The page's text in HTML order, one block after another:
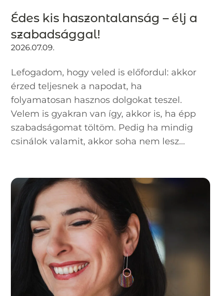
Édes kis haszontalanság – élj a
szabadsággal!
2026.07.09.
Lefogadom, hogy veled is előfordul: akkor
érzed teljesnek a napodat, ha
folyamatosan hasznos dolgokat teszel.
Velem is gyakran van így, akkor is, ha épp
szabadságomat töltöm. Pedig ha mindig
csinálok valamit, akkor soha nem lesz...